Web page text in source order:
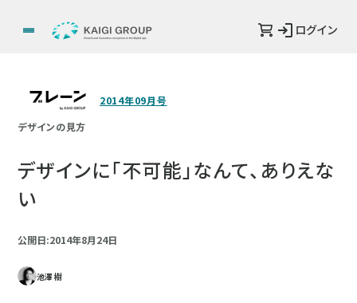
ログイン
2014年09月号
デザインの見方
デザインに「不可能」なんて、ありえな
い
公開日:2014年8月24日
池澤 樹